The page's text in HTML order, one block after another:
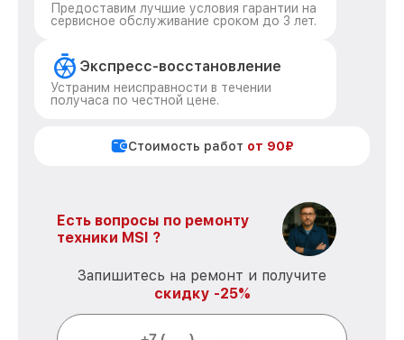
Предоставим лучшие условия гарантии на
сервисное обслуживание сроком до 3 лет.
Экспресс-восстановление
Устраним неисправности в течении
получаса по честной цене.
Стоимость работ от 90₽
Есть вопросы по ремонту
техники MSI ?
Запишитесь на ремонт и получите
скидку -25%